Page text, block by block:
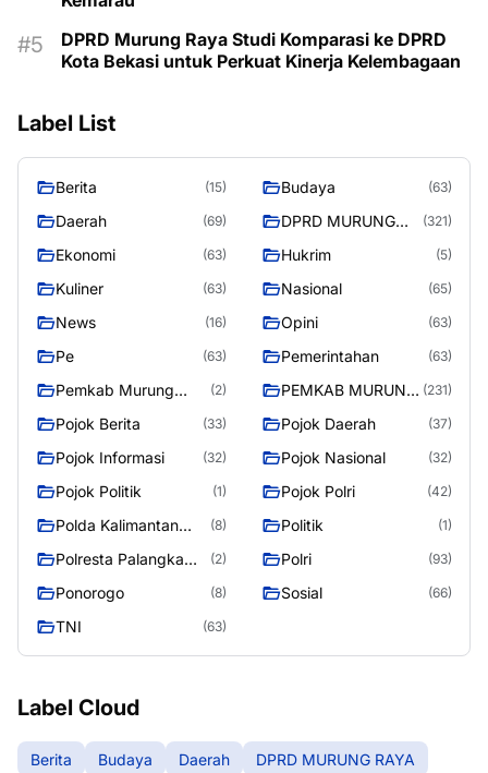
DPRD Murung Raya Studi Komparasi ke DPRD
Kota Bekasi untuk Perkuat Kinerja Kelembagaan
Label List
Berita (15) Budaya (63)
Daerah (69)
DPRD MURUNG
(321)
Ekonomi (63) Hukrim (5)
Kuliner (63) Nasional (65)
News (16) Opini (63)
Pe (63) Pemerintahan (63)
Pemkab Murung
(2)
PEMKAB MURUNG (231)
Pojok Berita (33) Pojok Daerah (37)
Pojok Informasi (32) Pojok Nasional (32)
Pojok Politik (1) Pojok Polri (42)
Polda Kalimantan
(8) Politik (1)
Polresta Palangka
(2) Polri (93)
Ponorogo (8) Sosial (66)
TNI (63)
Label Cloud
Berita Budaya Daerah
DPRD MURUNG RAYA